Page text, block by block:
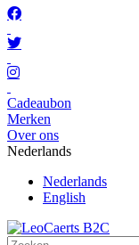
Cadeaubon
Merken
Over ons
Nederlands
Nederlands
English